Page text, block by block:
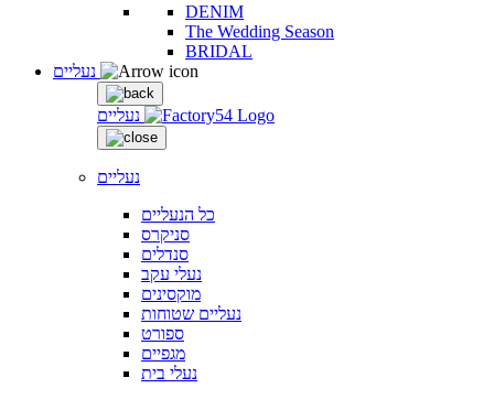
DENIM
The Wedding Season
BRIDAL
נעליים
נעליים
כל הנעליים
סניקרס
סנדלים
נעלי עקב
מוקסינים
נעליים שטוחות
ספורט
מגפיים
נעלי בית